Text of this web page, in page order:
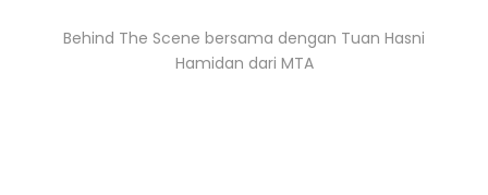
Behind The Scene bersama dengan Tuan Hasni
Hamidan dari MTA